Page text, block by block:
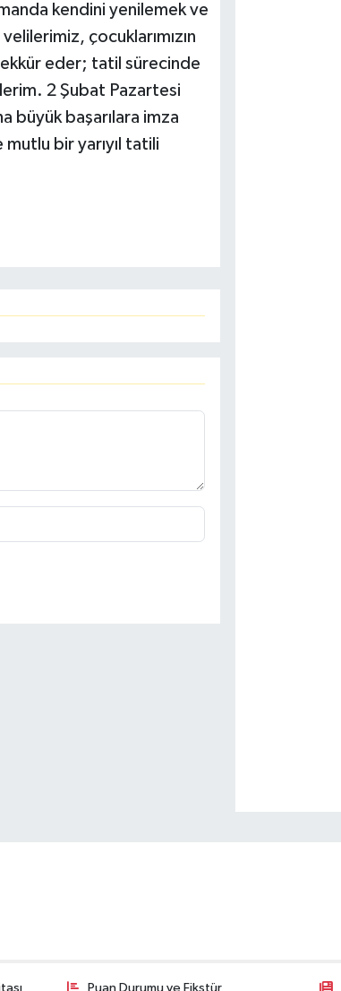
kendini yenilemek ve
çocuklarımızın
eder; tatil sürecinde
2 Şubat Pazartesi
büyük başarılara imza
bir yarıyıl tatili
Puan Durumu ve Fikstür